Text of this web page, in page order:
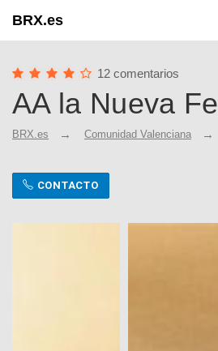
BRX.es
12 comentarios
AA la Nueva Fe
BRX.es Comunidad Valenciana
CONTACTO